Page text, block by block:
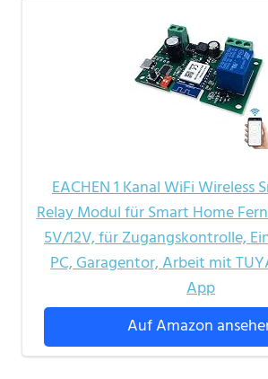
EACHEN 1 Kanal WiFi Wireless
Relay Modul für Smart Home
5V/12V, für Zugangskontrolle,
PC, Garagentor, Arbeit mit
App
Auf Amazon